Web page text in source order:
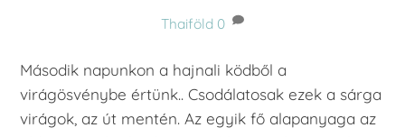
Thaiföld 0
Második napunkon a hajnali ködből a
virágösvénybe értünk.. Csodálatosak ezek a sárga
virágok, az út mentén. Az egyik fő alapanyaga az